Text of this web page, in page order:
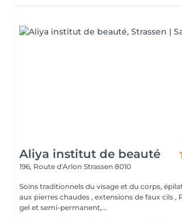
Aliya institut de beauté
196, Route d'Arlon Strassen 8010
Soins traditionnels du visage et du corps,
aux pierres chaudes , extensions de faux cils ,
gel et semi-permanent,...